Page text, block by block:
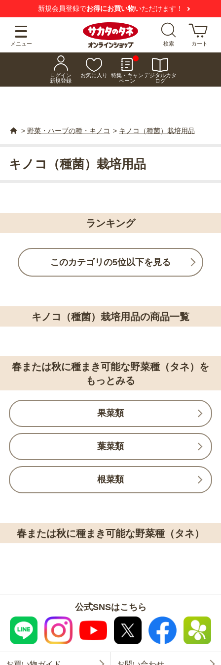
新規会員登録でお得にお買い物いただけます！
メニュー 検索 カート
ログイン
新規登録
お気に入り
特集・キャン
ペーン
デジタルカタ
ログ
> 野菜・ハーブの種・キノコ > キノコ（種菌）栽培用品
キノコ（種菌）栽培用品
ランキング
このカテゴリの5位以下を見る
キノコ（種菌）栽培用品の商品一覧
春または秋に種まき可能な野菜種（タネ）を
もっとみる
果菜類
葉菜類
根菜類
春または秋に種まき可能な野菜種（タネ）
公式SNSはこちら